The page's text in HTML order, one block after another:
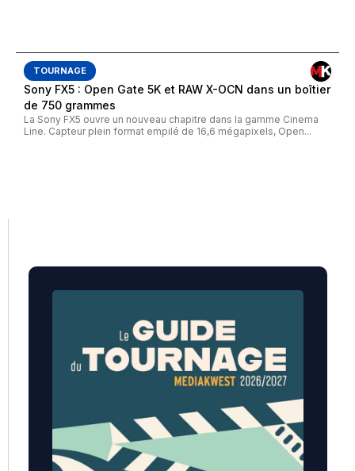
TOURNAGE
Sony FX5 : Open Gate 5K et RAW X-OCN dans un boîtier
de 750 grammes
La Sony FX5 ouvre un nouveau chapitre dans la gamme Cinema
Line. Capteur plein format empilé de 16,6 mégapixels, Open...